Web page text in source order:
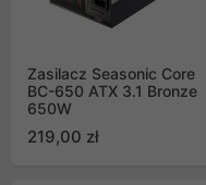
Zasilacz Seasonic Core
BC-650 ATX 3.1 Bronze
650W
219,00 zł